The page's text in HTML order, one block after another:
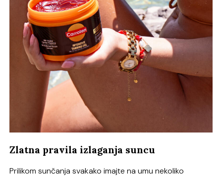
Zlatna pravila izlaganja suncu
Prilikom sunčanja svakako imajte na umu nekoliko